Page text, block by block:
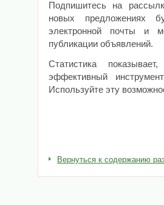
Подпишитесь на
новых предложениях
электронной почты и
публикации объявлений.
Статистика
эффективный
Используйте эту
Вернуться к содержанию